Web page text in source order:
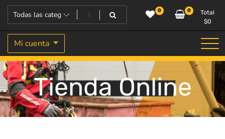
Orion Safety
Equipos de proteccion personal 0 0
Total
$0
Mi cuenta
Tienda Online